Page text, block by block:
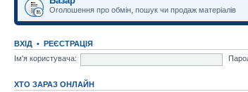
Оголошення про обмін, пошук чи продаж матеріалів
ВХІД • РЕЄСТРАЦІЯ
Ім'я користувача:
ХТО ЗАРАЗ ОНЛАЙН